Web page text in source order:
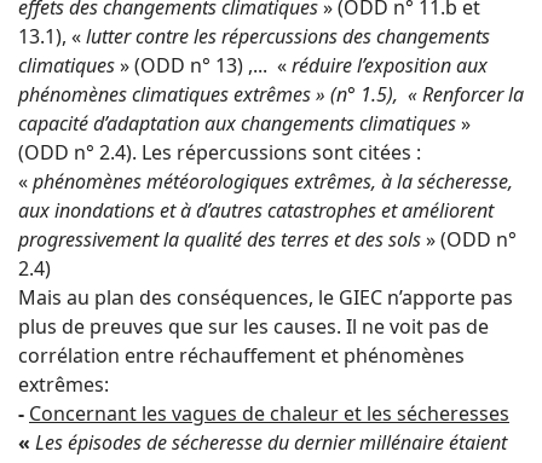
effets des changements climatiques» (ODD n° 11.b et
13.1), «lutter contre les répercussions des changements
climatiques» (ODD n° 13) ,... «réduire l’exposition aux
phénomènes climatiques extrêmes » (n° 1.5), « Renforcer la
capacité d’adaptation aux changements climatiques»
(ODD n° 2.4). Les répercussions sont citées :
«phénomènes météorologiques extrêmes, à la sécheresse,
aux inondations et à d’autres catastrophes et améliorent
progressivement la qualité des terres et des sols» (ODD n°
2.4)
Mais au plan des conséquences, le GIEC n’apporte pas
plus de preuves que sur les causes. Il ne voit pas de
corrélation entre réchauffement et phénomènes
extrêmes:
- Concernant les vagues de chaleur et les sécheresses
« Les épisodes de sécheresse du dernier millénaire étaient